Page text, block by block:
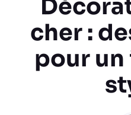
cher :
pour